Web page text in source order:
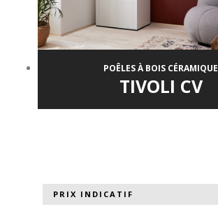
POÊLES À BOIS CÉRAMIQUE
TIVOLI CV
PRIX INDICATIF